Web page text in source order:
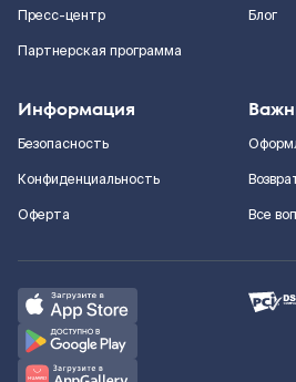
Пресс-центр
Партнерская программа
Блог
Информация
Безопасность
Конфиденциальность
Оферта
Все